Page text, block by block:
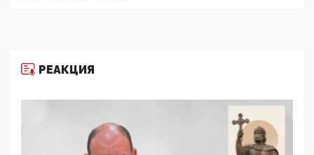
11:53, 09 Июня 2026
деятельность ИИТО ЮНЕСКО в России, но
цифроглобалисты продолжают определять
повестку в образовании
09:43, 01 Июня 2026
РЕАКЦИЯ